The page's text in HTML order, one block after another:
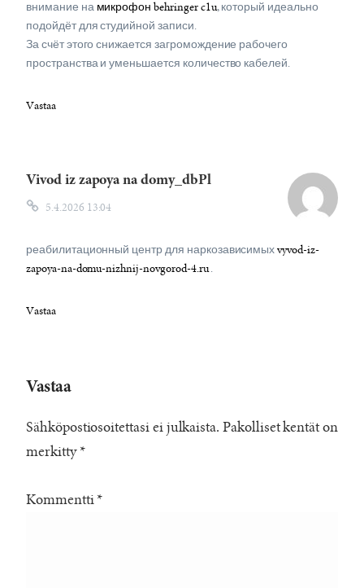
внимание на микрофон behringer c1u, который идеально
подойдёт для студийной записи.
За счёт этого снижается загромождение рабочего
пространства и уменьшается количество кабелей.
Vastaa
Vivod iz zapoya na domy_dbPl
5.4.2026 13:04
реабилитационный центр для наркозависимыхvyvod-iz-
zapoya-na-domu-nizhnij-novgorod-4.ru.
Vastaa
Vastaa
Sähköpostiosoitettasi ei julkaista. Pakolliset kentät on
merkitty *
Kommentti *